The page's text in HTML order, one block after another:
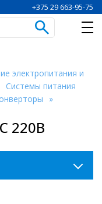
+375 29 663-95-75
электропитания и
Системы питания
220В